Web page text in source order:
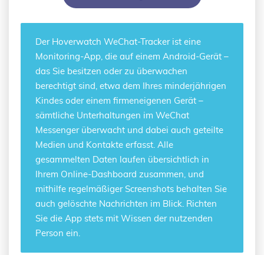
Der Hoverwatch WeChat-Trackerist eine
Monitoring-App, die auf einem Android-Gerät –
das Sie besitzen oder zu überwachen
berechtigt sind, etwa dem Ihres minderjährigen
Kindes oder einem firmeneigenen Gerät –
sämtliche Unterhaltungen im WeChat
Messenger überwacht und dabei auch geteilte
Medien und Kontakte erfasst. Alle
gesammelten Daten laufen übersichtlich in
Ihrem Online-Dashboard zusammen, und
mithilfe regelmäßiger Screenshots behalten Sie
auch gelöschte Nachrichten im Blick. Richten
Sie die App stets mit Wissen der nutzenden
Person ein.